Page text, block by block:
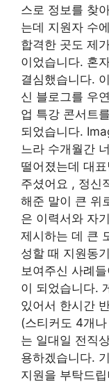
스로 정보를 찾
는데 지원자 수
합격한 곳도 제
이었습니다. 혼
결심했습니다.
신 블로그를 우
업 특강 콘서트
되었습니다.
느라 수개월간
떨어졌는데 대
주셨어요 , 정신
해준 말이 큰 위
은 이력서와 자
제시하는 데 큰
성할 때 지원동
보여주신 사례
이 되었습니다.
있어서 한시간
(스티커도 4개
는 일대일 전직
용하겠습니다.
지원을 부탁드